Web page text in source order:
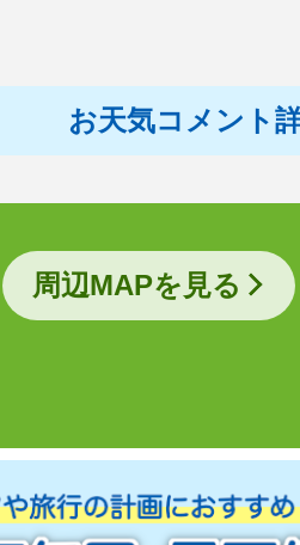
お天気コメント
周辺MAPを見る